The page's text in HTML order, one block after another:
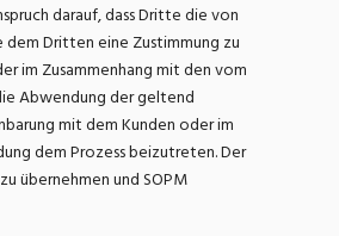
darauf, dass Dritte die von
Dritten eine Zustimmung zu
im Zusammenhang mit den vom
Abwendung der geltend
mit dem Kunden oder im
dem Prozess beizutreten. Der
übernehmen und SOPM